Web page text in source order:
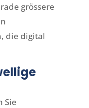
grössere
die digital
Sie